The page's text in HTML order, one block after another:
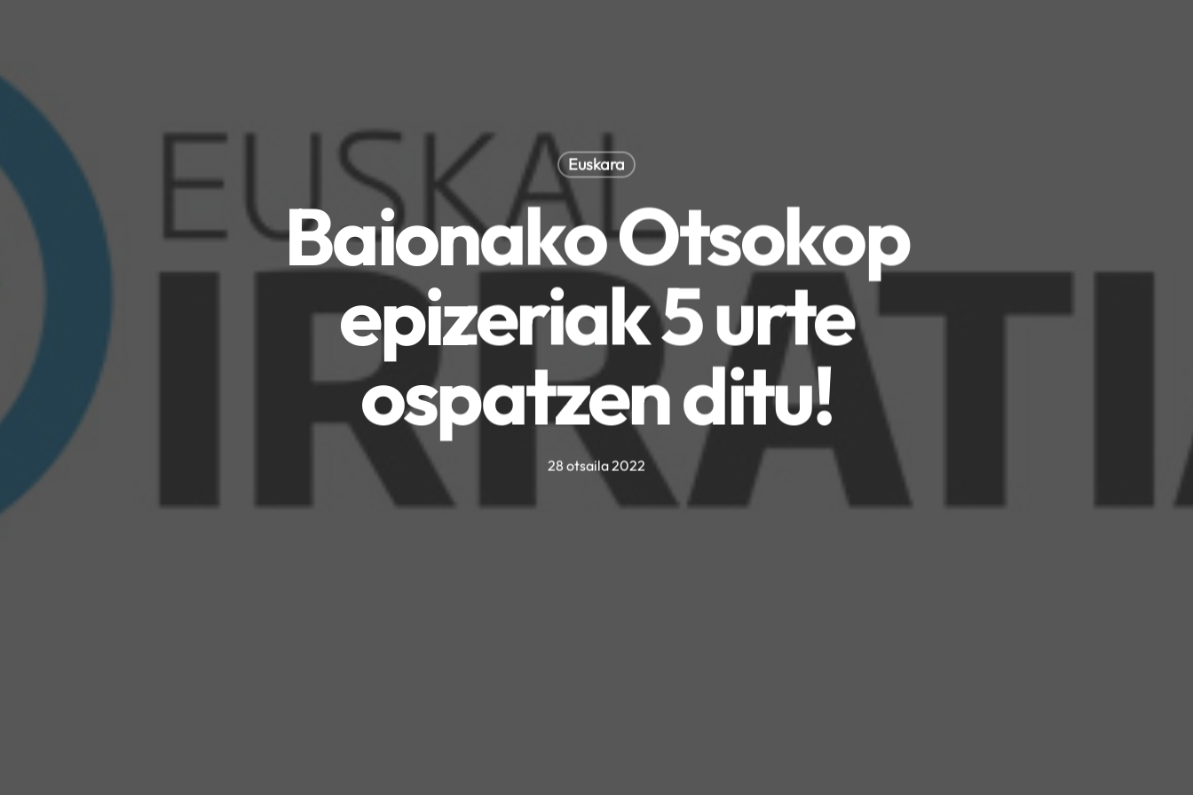
Euskara
Baionako Otsokop
epizeriak 5 urte
ospatzen ditu!
28 otsaila 2022